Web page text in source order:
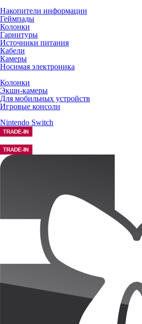
Накопители информации
Геймпады
Колонки
Гарнитуры
Источники питания
Кабели
Камеры
Носимая электроника
Колонки
Экшн-камеры
Для мобильных устройств
Игровые консоли
Nintendo Switch